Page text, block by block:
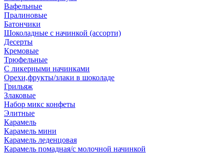
Вафельные
Пралиновые
Батончики
Шоколадные с начинкой (ассорти)
Десерты
Кремовые
Трюфельные
С ликерными начинками
Орехи,фрукты/злаки в шоколаде
Грильяж
Злаковые
Набор микс конфеты
Элитные
Карамель
Карамель мини
Карамель леденцовая
Карамель помадная/с молочной начинкой